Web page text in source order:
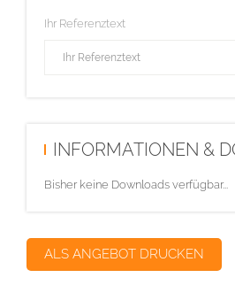
Ihr Referenztext
INFORMATIONEN &
Bisher keine Downloads verfügbar...
ALS ANGEBOT DRUCKEN